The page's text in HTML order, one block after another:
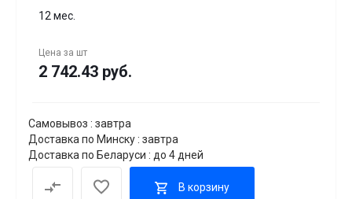
12 мес.
Цена за шт
2 742.43 руб.
Самовывоз : завтра
Доставка по Минску : завтра
Доставка по Беларуси : до 4 дней
В корзину